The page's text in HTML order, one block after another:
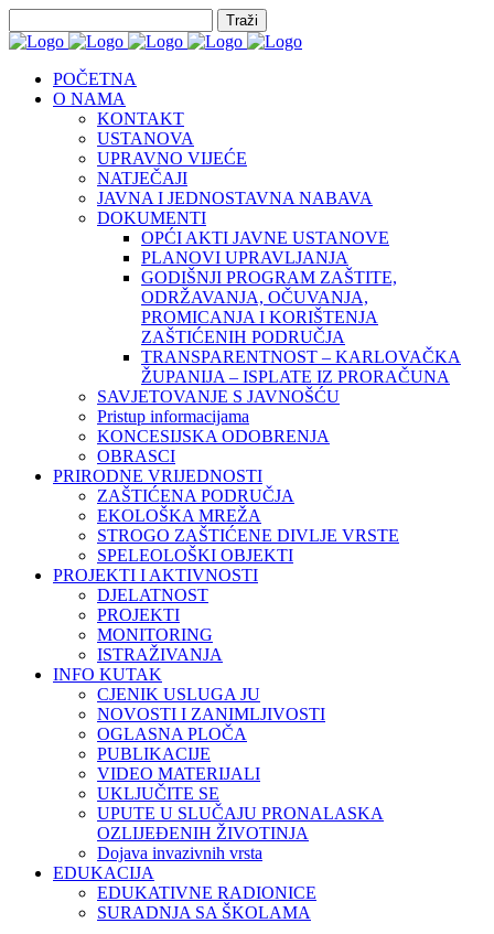
POČETNA
O NAMA
KONTAKT
USTANOVA
UPRAVNO VIJEĆE
NATJEČAJI
JAVNA I JEDNOSTAVNA NABAVA
DOKUMENTI
OPĆI AKTI JAVNE USTANOVE
PLANOVI UPRAVLJANJA
GODIŠNJI PROGRAM ZAŠTITE,
ODRŽAVANJA, OČUVANJA,
PROMICANJA I KORIŠTENJA
ZAŠTIĆENIH PODRUČJA
TRANSPARENTNOST – KARLOVAČKA
ŽUPANIJA – ISPLATE IZ PRORAČUNA
SAVJETOVANJE S JAVNOŠĆU
Pristup informacijama
KONCESIJSKA ODOBRENJA
OBRASCI
PRIRODNE VRIJEDNOSTI
ZAŠTIĆENA PODRUČJA
EKOLOŠKA MREŽA
STROGO ZAŠTIĆENE DIVLJE VRSTE
SPELEOLOŠKI OBJEKTI
PROJEKTI I AKTIVNOSTI
DJELATNOST
PROJEKTI
MONITORING
ISTRAŽIVANJA
INFO KUTAK
CJENIK USLUGA JU
NOVOSTI I ZANIMLJIVOSTI
OGLASNA PLOČA
PUBLIKACIJE
VIDEO MATERIJALI
UKLJUČITE SE
UPUTE U SLUČAJU PRONALASKA
OZLIJEĐENIH ŽIVOTINJA
Dojava invazivnih vrsta
EDUKACIJA
EDUKATIVNE RADIONICE
SURADNJA SA ŠKOLAMA